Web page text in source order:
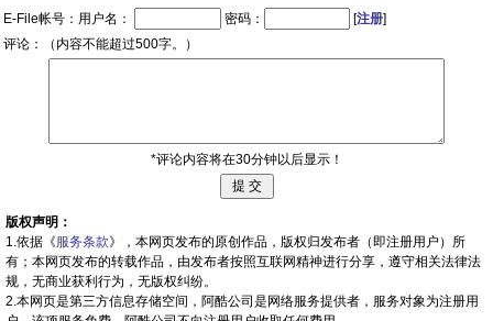
E-File帐号：用户名：
密码： [注册]
评论：（内容不能超过500字。）
*评论内容将在30分钟以后显示！
版权声明：
1.依据《服务条款》，本网页发布的原创作品，版权归发布者（即注册用户）所
有；本网页发布的转载作品，由发布者按照互联网精神进行分享，遵守相关法律法
规，无商业获利行为，无版权纠纷。
2.本网页是第三方信息存储空间，阿酷公司是网络服务提供者，服务对象为注册用